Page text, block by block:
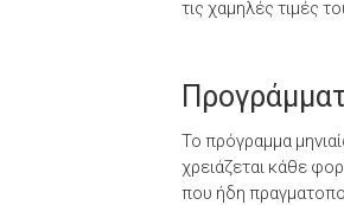
τις χαμηλές τιμές
Το πρόγραμμα
χρειάζεται κάθε
που ήδη